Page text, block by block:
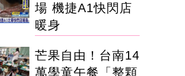
場 機捷A1快閃店
暖身
芒果自由！台南14
萬學童午餐「整顆